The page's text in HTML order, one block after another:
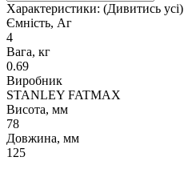
Характеристики: (Дивитись усі)
Ємність, Аг
4
Вага, кг
0.69
Виробник
STANLEY FATMAX
Висота, мм
78
Довжина, мм
125